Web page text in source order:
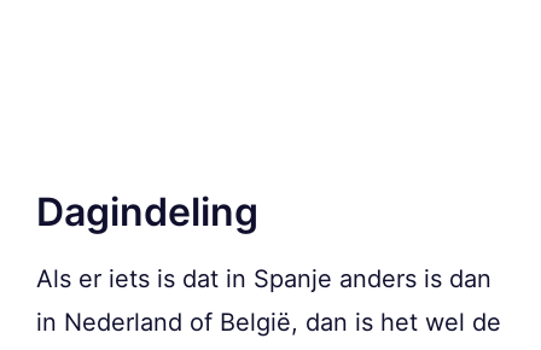
Dagindeling
Als er iets is dat in Spanje anders is dan
in Nederland of België, dan is het wel de